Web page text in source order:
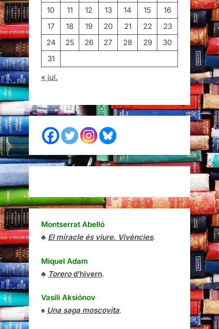
10
11 12 13 14 15
16
17
18 19 20 21 22
23
24
25 26 27 28 29
30
31
« jul.
Montserrat Abelló
♣ El miracle és viure. Vivències.
Miquel Adam
♣ Torerod’hivern.
Vasili Aksiónov
♠ Una saga moscovita.